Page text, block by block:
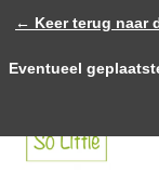
vanaf €75,- binnen NL!
← Keer terug naar
Eventueel